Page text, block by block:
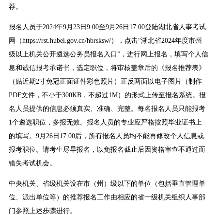
荐。
报名人员于2024年9月23日9:00至9月26日17:00登陆湖北省人事考试
网（https://rst.hubei.gov.cn/hbrsksw/），点击“湖北省2024年度市州
级以上机关公开遴选公务员报名入口”，进行网上报名，填写个人信
息和诚信报考承诺书，选定职位，将审核盖章后的《报名推荐表》
（贴近期2寸免冠正面证件彩色照片）正反两面以电子图片（制作
PDF文件，不小于300KB，不超过1M）的形式上传至报名系统。报
名人员提供的信息必须真实、准确、完整。每名报名人员只能报考
1个遴选职位，多报无效。报名人员的专业应严格按照毕业证书上
的填写。9月26日17:00后，所有报名人员均不能再修改个人信息或
报考职位。请考生尽早报名，以免报名截止后因资格审查不通过而
错失考试机会。
中央机关、省级机关设在市（州）级以下的单位（包括垂直管理单
位、派出单位等）的推荐报名工作由相应的省一级机关组织人事部
门参照上述步骤进行。